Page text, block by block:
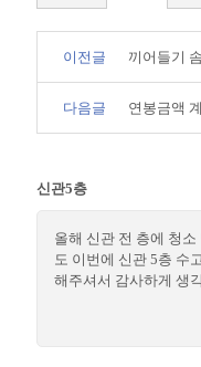
이전글 끼어들기
다음글 연봉금액
신관5층
올해 신관 전 층에 청
도 이번에 신관 5층 수
해주셔서 감사하게 생